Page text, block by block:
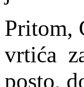
Pritom,
vrtića
posto,